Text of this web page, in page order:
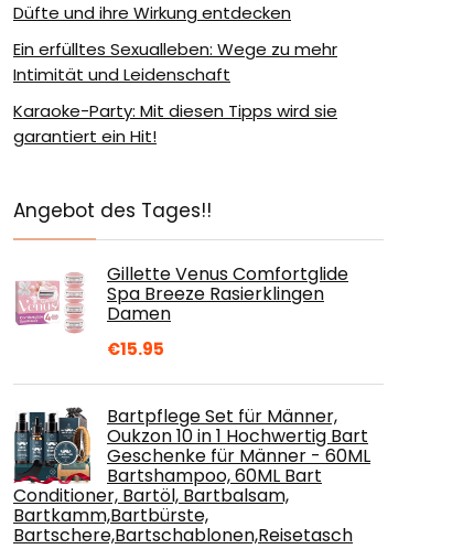
Düfte und ihre Wirkung entdecken
Ein erfülltes Sexualleben: Wege zu mehr
Intimität und Leidenschaft
Karaoke-Party: Mit diesen Tipps wird sie
garantiert ein Hit!
Angebot des Tages!!
Gillette Venus Comfortglide
Spa Breeze Rasierklingen
Damen
€15.95
Bartpflege Set für Männer,
Oukzon 10 in 1 Hochwertig Bart
Geschenke für Männer - 60ML
Bartshampoo, 60ML Bart
Conditioner, Bartöl, Bartbalsam,
Bartkamm,Bartbürste,
Bartschere,Bartschablonen,Reisetasch